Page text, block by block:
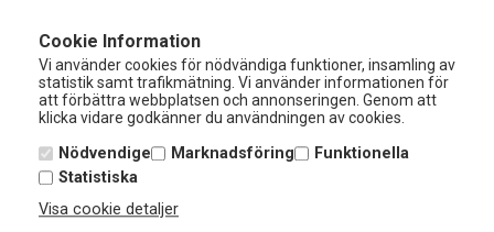
Cookie Information
Vi använder cookies för nödvändiga funktioner, insamling av
statistik samt trafikmätning. Vi använder informationen för
att förbättra webbplatsen och annonseringen. Genom att
klicka vidare godkänner du användningen av cookies.
Nödvendige Marknadsföring
Funktionella
Statistiska
Visa cookie detaljer
TA Technix sänkningssats till Mercedes E-Klasse är
producerad av härdat stål. Sänkningssats värms och
alla sänkningar.
pulverlackerad.